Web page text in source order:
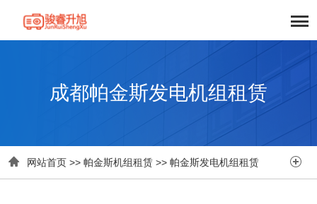
成都帕金斯发电机组租赁
 网站首页 >> 帕金斯机组租赁 >> 帕金斯发电机组租赁 